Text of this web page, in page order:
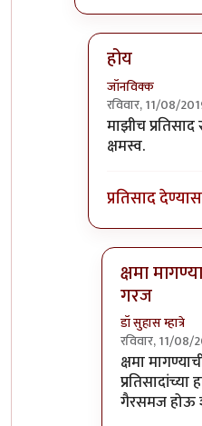
होय
जॉनविक्क
रविवार, 11/08/
In reply to
माझीच
क्षमस्व.
प्रतिसाद
क्षमा
गरज
डॉ सुहास म्हात्रे
रविवार, 11/08/
In reply to
क्षमा
प्रतिसादांच्या
गैरसमज होऊ